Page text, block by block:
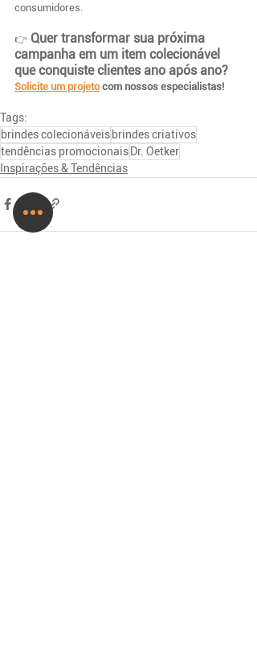
consumidores.
👉 Quer transformar sua próxima
campanha em um item colecionável
que conquiste clientes ano após ano?
Solicite um projeto com nossos especialistas!
Tags:
brindes colecionáveisbrindes criativos
tendências promocionaisDr. Oetker
Inspirações & Tendências